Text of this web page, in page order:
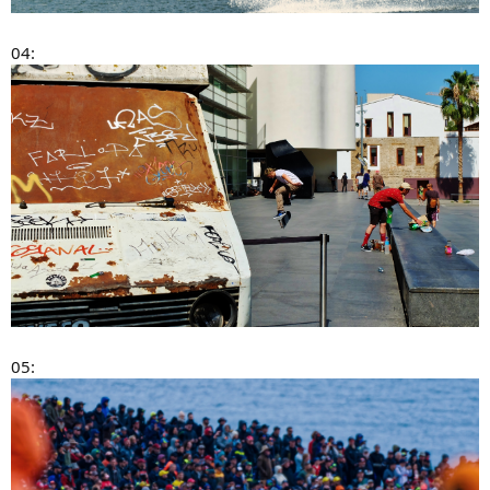
04:
05: